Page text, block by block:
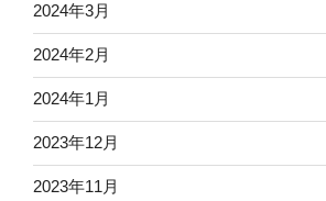
2024年3月
2024年2月
2024年1月
2023年12月
2023年11月